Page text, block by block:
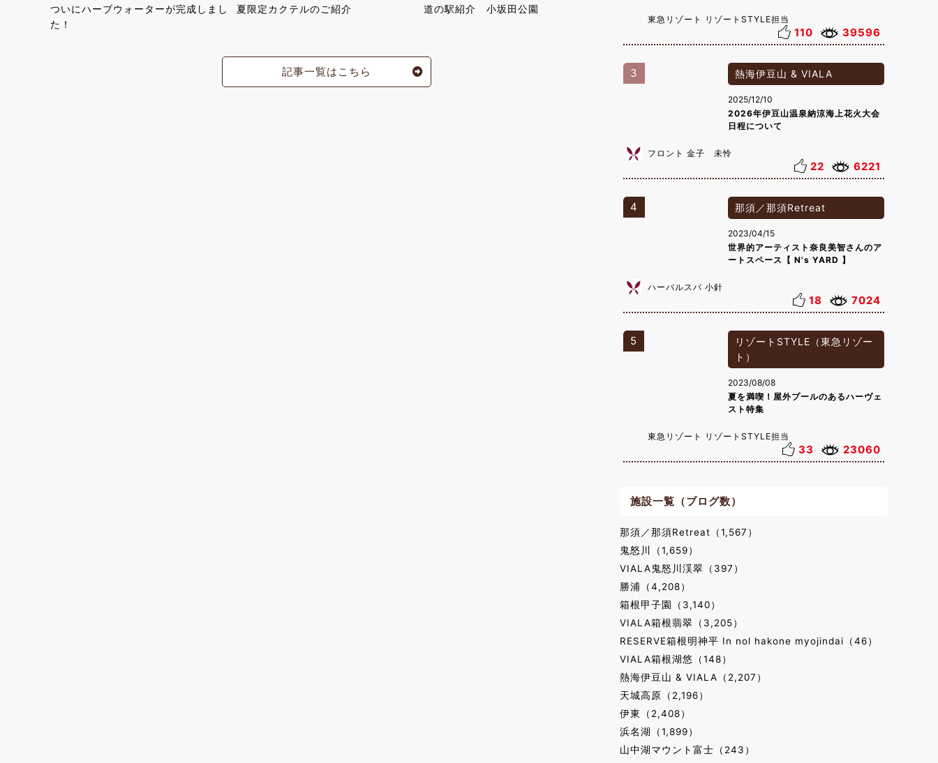
ついにハーブウォーターが完成しまし
た！
夏限定カクテルのご紹介 道の駅紹介 小坂田公園
記事一覧はこちら
東急リゾート リゾートSTYLE担当
110 39596
3 熱海伊豆山 & VIALA
2025/12/10
2026年伊豆山温泉納涼海上花火大会
日程について
フロント 金子 未怜
22 6221
4 那須／那須Retreat
2023/04/15
世界的アーティスト奈良美智さんのア
ートスペース【 N's YARD 】
ハーバルスパ 小針
18 7024
5
リゾートSTYLE（東急リゾー
ト）
2023/08/08
夏を満喫！屋外プールのあるハーヴェ
スト特集
東急リゾート リゾートSTYLE担当
33 23060
施設一覧（ブログ数）
那須／那須Retreat（1,567）
鬼怒川（1,659）
VIALA鬼怒川渓翠（397）
勝浦（4,208）
箱根甲子園（3,140）
VIALA箱根翡翠（3,205）
RESERVE箱根明神平 In nol hakone myojindai（46）
VIALA箱根湖悠（148）
熱海伊豆山 & VIALA（2,207）
天城高原（2,196）
伊東（2,408）
浜名湖（1,899）
山中湖マウント富士（243）